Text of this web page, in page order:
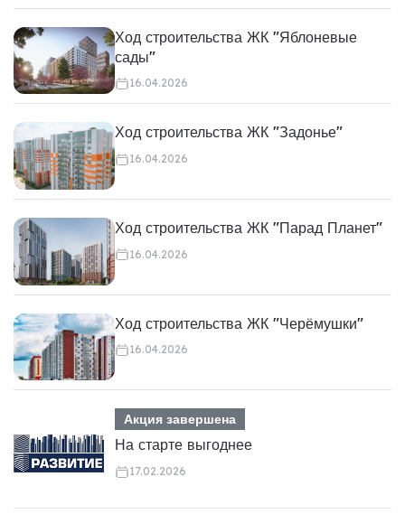
Ход строительства ЖК "Яблоневые
сады"
16.04.2026
Ход строительства ЖК "Задонье"
16.04.2026
Ход строительства ЖК "Парад Планет"
16.04.2026
Ход строительства ЖК "Черёмушки"
16.04.2026
Акция завершена
На старте выгоднее
17.02.2026